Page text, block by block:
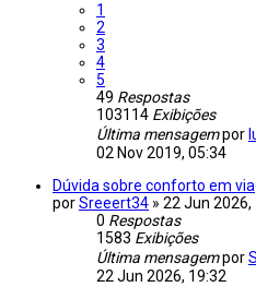
1
2
3
4
5
49 Respostas
103114 Exibições
Última mensagempor
02 Nov 2019, 05:34
Dúvida sobre conforto em
porSreeert34 » 22 Jun 2026,
0 Respostas
1583 Exibições
Última mensagempor
22 Jun 2026, 19:32